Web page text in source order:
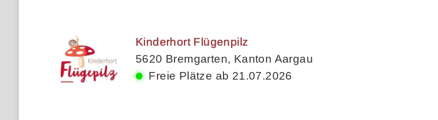
Kinderhort Flügenpilz
5620 Bremgarten, Kanton Aargau
Freie Plätze ab 21.07.2026